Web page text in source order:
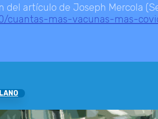
del artículo de Joseph Mercola
cuantas-mas-vacunas-mas-